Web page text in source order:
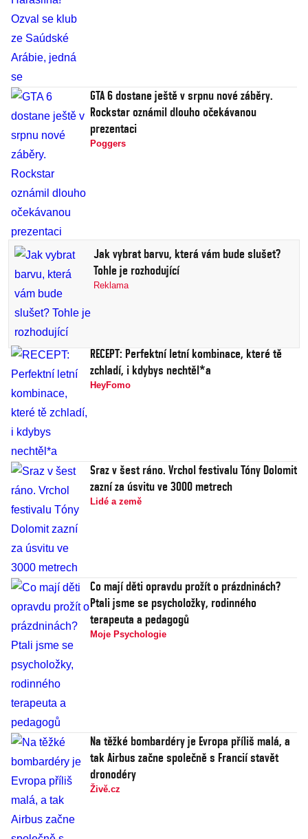
GTA 6 dostane ještě v srpnu nové záběry.
Rockstar oznámil dlouho očekávanou
prezentaci
Poggers
Jak vybrat barvu, která vám bude slušet?
Tohle je rozhodující
Reklama
RECEPT: Perfektní letní kombinace, které tě
zchladí, i kdybys nechtěl*a
HeyFomo
Sraz v šest ráno. Vrchol festivalu Tóny Dolomit
zazní za úsvitu ve 3000 metrech
Lidé a země
Co mají děti opravdu prožít o prázdninách?
Ptali jsme se psycholožky, rodinného
terapeuta a pedagogů
Moje Psychologie
Na těžké bombardéry je Evropa příliš malá, a
tak Airbus začne společně s Francií stavět
dronodéry
Živě.cz